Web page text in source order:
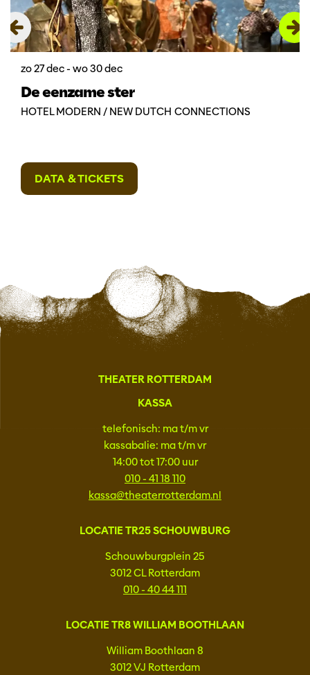
De eenzame ster
HOTEL MODERN / NEW DUTCH CONNECTIONS
zo 27 dec- wo 30 dec
DATA & TICKETS
THEATER ROTTERDAM
KASSA
telefonisch: ma t/m vr
kassabalie: ma t/m vr
14:00 tot 17:00 uur
010 - 41 18 110
kassa@theaterrotterdam.nl
LOCATIE TR25 SCHOUWBURG
Schouwburgplein 25
3012 CL Rotterdam
010 - 40 44 111
LOCATIE TR8 WILLIAM BOOTHLAAN
William Boothlaan 8
3012 VJ Rotterdam